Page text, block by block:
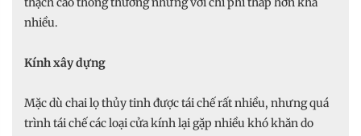
nhiều.
Kính xây dựng
Mặc dù chai lọ thủy tinh được tái chế rất nhiều, nhưng quá
trình tái chế các loại cửa kính lại gặp nhiều khó khăn do